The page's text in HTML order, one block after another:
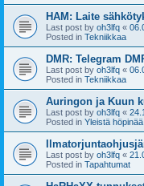
HAM: Laite
Last post by oh3lfq «
Posted in Tekniikkaa
DMR: Telegram
Last post by oh3lfq «
Posted in Tekniikkaa
Auringon ja Kuun
Last post by oh3lfq «
Posted in Yleistä höpinää
Last post by oh3lfq «
Posted in Tapahtumat